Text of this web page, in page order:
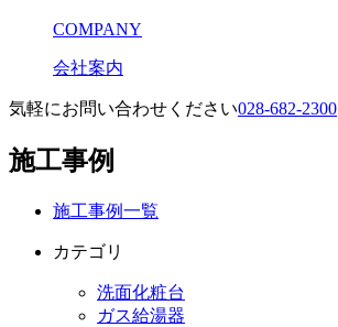
COMPANY
会社案内
気軽にお問い合わせください028-682-2300
施工事例
施工事例一覧
カテゴリ
洗面化粧台
ガス給湯器